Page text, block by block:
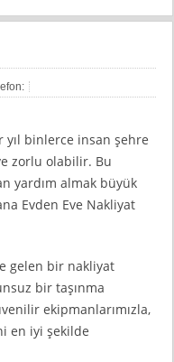
binlerce insan şehre
zorlu olabilir. Bu
yardım almak büyük
Evden Eve Nakliyat
gelen bir nakliyat
bir taşınma
ekipmanlarımızla,
en iyi şekilde